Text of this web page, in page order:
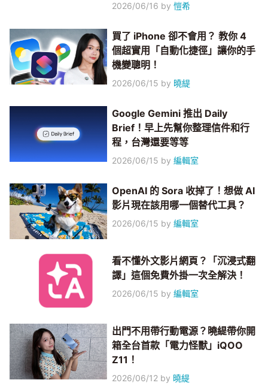
2026/06/16 by愷希
買了 iPhone 卻不會用？ 教你 4
個超實用「自動化捷徑」讓你的手
機變聰明！
2026/06/15 by 曉緹
Google Gemini 推出 Daily
Brief！早上先幫你整理信件和行
程，台灣還要等等
2026/06/15 by編輯室
OpenAI 的 Sora 收掉了！想做 AI
影片現在該用哪一個替代工具？
2026/06/15 by編輯室
看不懂外文影片網頁？「沉浸式翻
譯」這個免費外掛一次全解決！
2026/06/15 by編輯室
出門不用帶行動電源？曉緹帶你開
箱全台首款「電力怪獸」iQOO
Z11！
2026/06/12 by 曉緹